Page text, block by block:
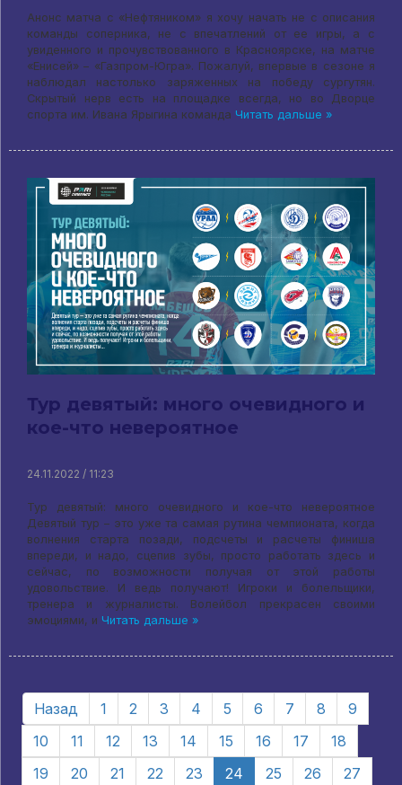
Анонс матча с «Нефтяником» я хочу начать не с описания
команды соперника, не с впечатлений от ее игры, а с
увиденного и прочувствованного в Красноярске, на матче
«Енисей» – «Газпром-Югра». Пожалуй, впервые в сезоне я
наблюдал настолько заряженных на победу сургутян.
Скрытый нерв есть на площадке всегда, но во Дворце
спорта им. Ивана Ярыгина команда Читать дальше »
Тур девятый: много очевидного и
кое-что невероятное
24.11.2022 / 11:23
Тур девятый: много очевидного и кое-что невероятное
Девятый тур – это уже та самая рутина чемпионата, когда
волнения старта позади, подсчеты и расчеты финиша
впереди, и надо, сцепив зубы, просто работать здесь и
сейчас, по возможности получая от этой работы
удовольствие. И ведь получают! Игроки и болельщики,
тренера и журналисты. Волейбол прекрасен своими
эмоциями, и Читать дальше »
Назад 1 2 3 4 5 6 7 8
9
10
11 12 13 14 15 16 17
18
19
20 21 22 23 24 25 26
27